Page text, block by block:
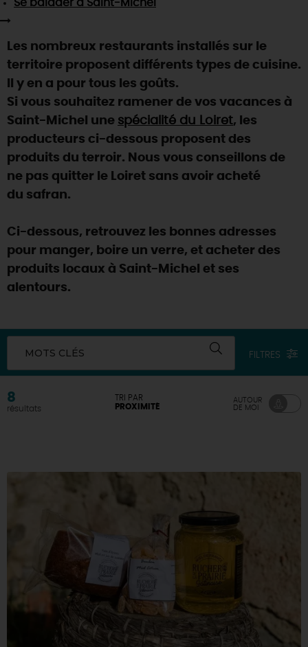
Visitesgourmandesetcréatives
Chic,une aire de pique-nique
Par ici lesguinguettes
Que rapporter du Loiret ?
La Route desMétiers d'Art
TOUT L'ART DE VIVRE
(re)Découvrir les coulisses de la Faïencerie de
Expérimenter les parcours Baludik
Une saison de festivals 🎉
Rendez-vous de la nature en 2026
Programme des animations "Loiret au fil de l'eau"
Où sortir ?
DEMAIN
SE REPÉRER,SE DÉPLACER
INFOS & SERVICES
RÉSERVERMAINTENANT
Se balader à Saint-Michel
Les nombreux restaurants installés sur le
territoire proposent différents types de cuisine.
Il y en a pour tous les goûts.
Si vous souhaitez ramener de vos vacances à
Saint-Michel une spécialité du Loiret, les
producteurs ci-dessous proposent des
produits du terroir. Nous vous conseillons de
ne pas quitter le Loiret sans avoir acheté
du safran.
Ci-dessous, retrouvez les bonnes adresses
pour manger, boire un verre, et acheter des
produits locaux à Saint-Michel et ses
alentours.
MOTS CLÉS FILTRES
8
résultats
TRI PAR
PROXIMITÉ
AUTOUR
DE MOI